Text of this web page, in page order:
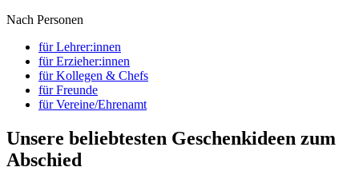
Nach Personen
für Lehrer:innen
für Erzieher:innen
für Kollegen & Chefs
für Freunde
für Vereine/Ehrenamt
Unsere beliebtesten Geschenkideen zum
Abschied